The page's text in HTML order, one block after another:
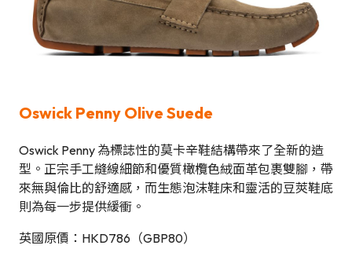
Oswick Penny Olive Suede
Oswick Penny 為標誌性的莫卡辛鞋結構帶來了全新的造
型。正宗手工縫線細節和優質橄欖色絨面革包裹雙腳，帶
來無與倫比的舒適感，而生態泡沫鞋床和靈活的豆莢鞋底
則為每一步提供緩衝。
英國原價：HKD786（GBP80）